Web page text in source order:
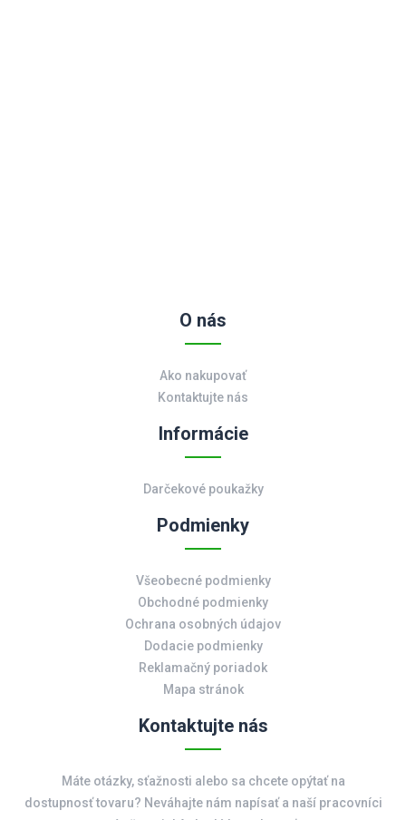
O nás
Ako nakupovať
Kontaktujte nás
Informácie
Darčekové poukažky
Podmienky
Všeobecné podmienky
Obchodné podmienky
Ochrana osobných údajov
Dodacie podmienky
Reklamačný poriadok
Mapa stránok
Kontaktujte nás
Máte otázky, sťažnosti alebo sa chcete opýtať na
dostupnosť tovaru? Neváhajte nám napísať a naší pracovníci